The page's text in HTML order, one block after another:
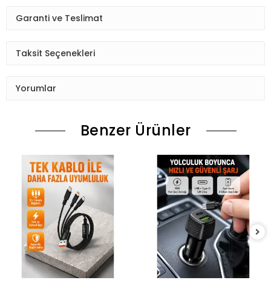
Garanti ve Teslimat
Taksit Seçenekleri
Yorumlar
Benzer Ürünler